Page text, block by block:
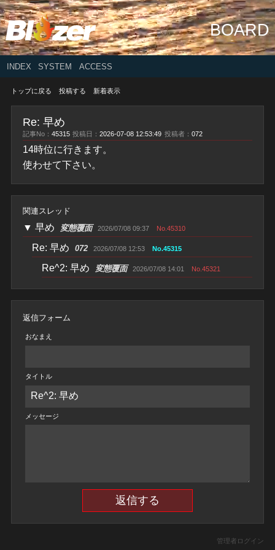
BOARD
INDEX SYSTEM ACCESS
トップに戻る 投稿する 新着表示
Re: 早め
記事No： 45315 投稿日：2026-07-08 12:53:49 投稿者： 072
14時位に行きます。
使わせて下さい。
関連スレッド
▼ 早め 変態覆面 2026/07/08 09:37 No.45310
Re: 早め 072 2026/07/08 12:53 No.45315
Re^2: 早め 変態覆面 2026/07/08 14:01 No.45321
返信フォーム
おなまえ
タイトル
メッセージ
管理者ログイン